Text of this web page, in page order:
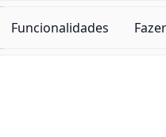
Funcionalidades